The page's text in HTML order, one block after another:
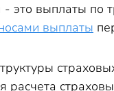
- это выплаты
выплаты